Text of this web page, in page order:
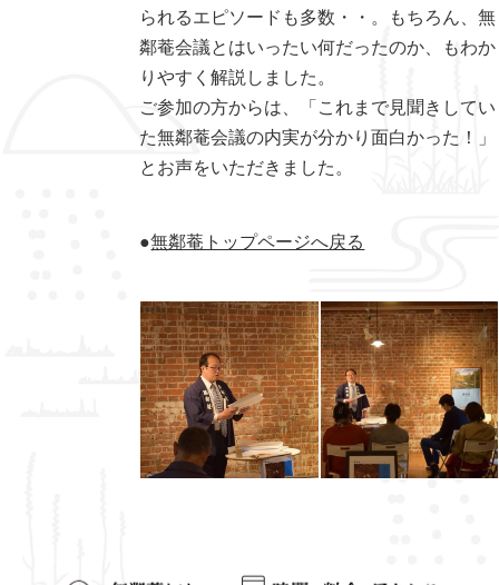
られるエピソードも多数・・。もちろん、無
鄰菴会議とはいったい何だったのか、もわか
りやすく解説しました。
ご参加の方からは、「これまで見聞きしてい
た無鄰菴会議の内実が分かり面白かった！」
とお声をいただきました。
●無鄰菴トップページへ戻る